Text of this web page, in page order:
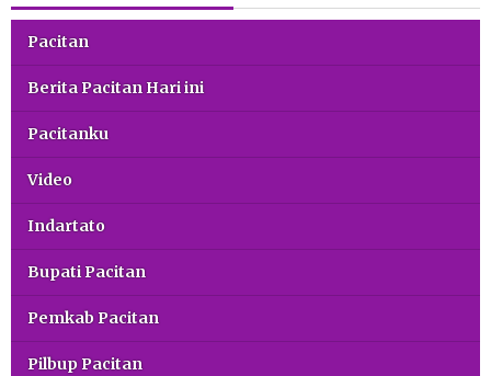
Pacitan
Berita Pacitan Hari ini
Pacitanku
Video
Indartato
Bupati Pacitan
Pemkab Pacitan
Pilbup Pacitan